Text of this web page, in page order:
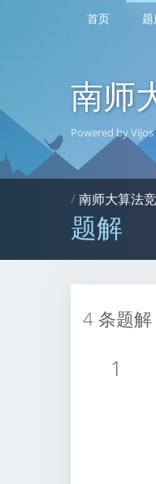
首页
南师
Powered by Vijos
/南师大算法
题解
4 条题解
1